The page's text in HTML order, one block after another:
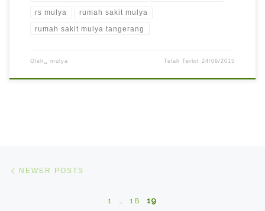
rs mulya rumah sakit mulya
rumah sakit mulya tangerang
Oleh␣ mulya Telah Terbit 24/06/2015
Posts navigation
NEWER POSTS
1 … 18 19